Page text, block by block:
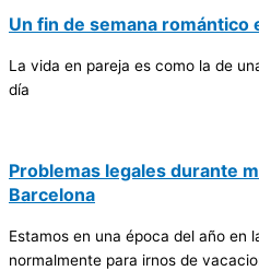
Un fin de semana romántico
La vida en pareja es como la de
día
Problemas legales durante
Barcelona
Estamos en una época del año en
normalmente para irnos de